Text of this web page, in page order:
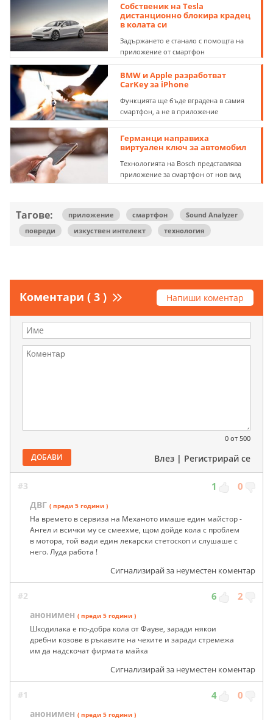
Собственик на Tesla
дистанционно блокира крадец
в колата си
Задържането е станало с помощта на
приложение от смартфон
BMW и Apple разработват
CarKey за iPhone
Функцията ще бъде вградена в самия
смартфон, а не в приложение
Германци направиха
виртуален ключ за автомобил
Технологията на Bosch представлява
приложение за смартфон от нов вид
Тагове: приложение смартфон
Sound Analyzer
повреди
изкуствен интелект технология
Коментари ( 3 ) Напиши коментар
0 от 500
ДОБАВИ Влез | Регистрирай се
#3 1 0
ДВГ ( преди 5 години )
На времето в сервиза на Механото имаше един майстор -
Ангел и всички му се смеехме, щом дойде кола с проблем
в мотора, той вади един лекарски стетоскоп и слушаше с
него. Луда работа !
Сигнализирай за неуместен коментар
#2 6 2
анонимен ( преди 5 години )
Шкодилака е по-добра кола от Фауве, заради някои
дребни козове в ръкавите на чехите и заради стремежа
им да надскочат фирмата майка
Сигнализирай за неуместен коментар
#1 4 0
анонимен ( преди 5 години )